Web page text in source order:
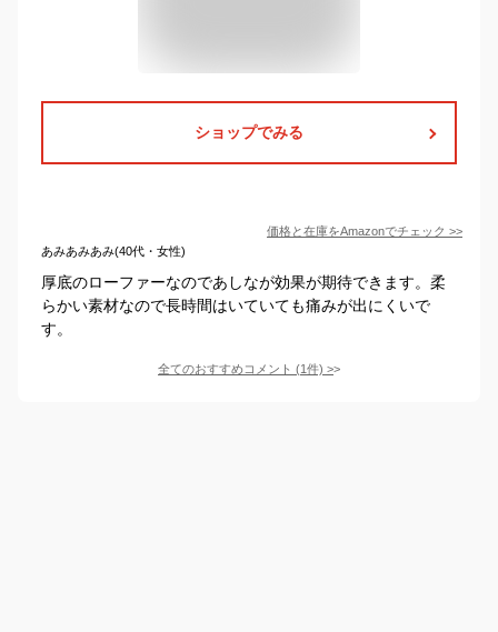
ショップでみる
価格と在庫をAmazonでチェック >>
あみあみあみ(40代・女性)
厚底のローファーなのであしなが効果が期待できます。柔
らかい素材なので長時間はいていても痛みが出にくいで
す。
全てのおすすめコメント (1件) >